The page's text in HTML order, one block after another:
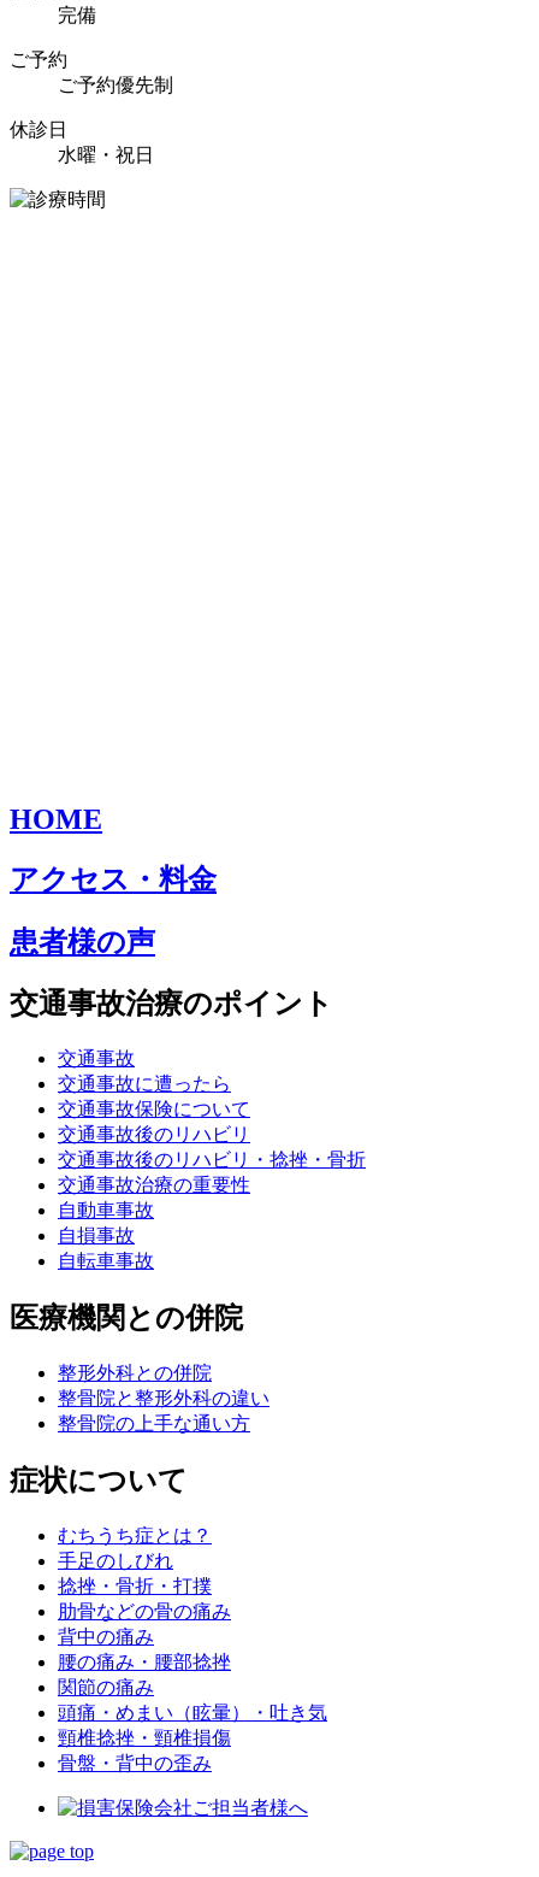
完備
ご予約
ご予約優先制
休診日
水曜・祝日
HOME
アクセス・料金
患者様の声
交通事故治療のポイント
交通事故
交通事故に遭ったら
交通事故保険について
交通事故後のリハビリ
交通事故後のリハビリ・捻挫・骨折
交通事故治療の重要性
自動車事故
自損事故
自転車事故
医療機関との併院
整形外科との併院
整骨院と整形外科の違い
整骨院の上手な通い方
症状について
むちうち症とは？
手足のしびれ
捻挫・骨折・打撲
肋骨などの骨の痛み
背中の痛み
腰の痛み・腰部捻挫
関節の痛み
頭痛・めまい（眩暈）・吐き気
頸椎捻挫・頸椎損傷
骨盤・背中の歪み